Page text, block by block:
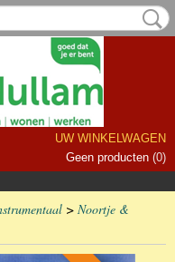
UW WINKELWAGEN
Geen producten (0)
> Noortje &